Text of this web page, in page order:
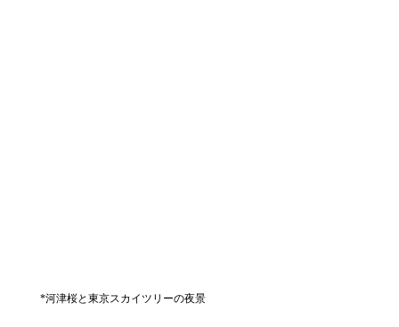
*河津桜と東京スカイツリーの夜景